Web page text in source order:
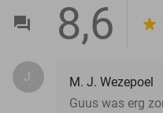
8,6
J.
M. J. Wezepoel
Guus was erg